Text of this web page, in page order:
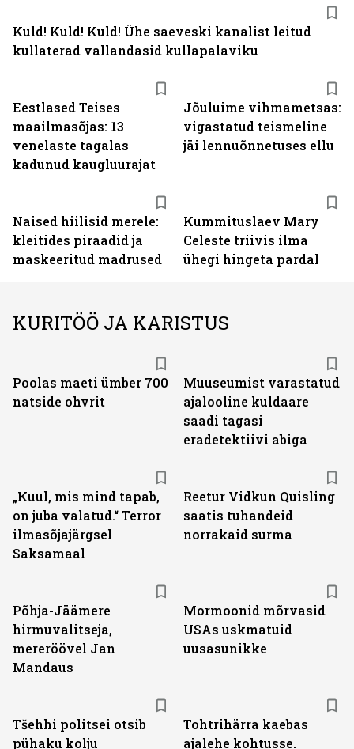
Eestlased Teises
maailmasõjas: 13
venelaste tagalas
kadunud kaugluurajat
Jõuluime vihmametsas:
vigastatud teismeline
jäi lennuõnnetuses ellu
Naised hiilisid merele:
kleitides piraadid ja
maskeeritud madrused
Kummituslaev Mary
Celeste triivis ilma
ühegi hingeta pardal
Kuld! Kuld! Kuld! Ühe saeveski kanalist leitud
kullaterad vallandasid kullapalaviku
KURITÖÖ JA KARISTUS
Poolas maeti ümber 700
natside ohvrit
Muuseumist varastatud
ajalooline kuldaare
saadi tagasi
eradetektiivi abiga
„Kuul, mis mind tapab,
on juba valatud.“ Terror
ilmasõjajärgsel
Saksamaal
Reetur Vidkun Quisling
saatis tuhandeid
norrakaid surma
Põhja-Jäämere
hirmuvalitseja,
mereröövel Jan
Mandaus
Mormoonid mõrvasid
USAs uskmatuid
uusasunikke
Tšehhi politsei otsib
pühaku kolju
Tohtrihärra kaebas
ajalehe kohtusse.